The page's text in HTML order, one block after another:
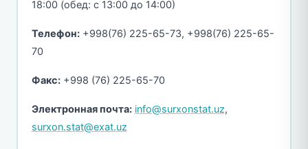
18:00 (обед: с 13:00 до 14:00)
Телефон:+998(76) 225-65-73, +998(76) 225-65-
70
Факс:+998 (76) 225-65-70
Электронная почта: info@surxonstat.uz,
surxon.stat@exat.uz